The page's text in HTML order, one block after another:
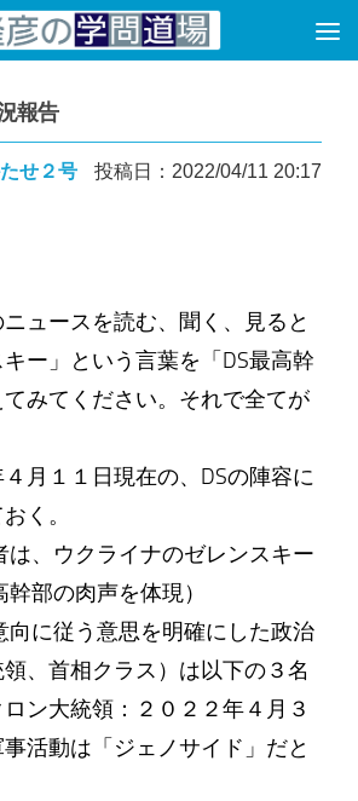
ップ
報告
せ２号 投稿日：2022/04/11 20:17
ュースを読む、聞く、見ると
ー」という言葉を「DS最高幹
みてください。それで全てが
月１１日現在の、DSの陣容に
く。
は、ウクライナのゼレンスキー
部の肉声を体現）
向に従う意思を明確にした政治
、首相クラス）は以下の３名
ン大統領：２０２２年４月３
活動は「ジェノサイド」だと